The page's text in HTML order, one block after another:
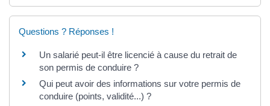
Questions ? Réponses !
Un salarié peut-il être licencié à cause du retrait de
son permis de conduire ?
Qui peut avoir des informations sur votre permis de
conduire (points, validité...) ?